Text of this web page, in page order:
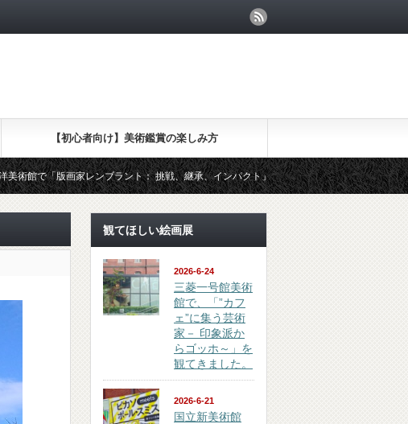
【初心者向け】美術鑑賞の楽しみ方
ンブラント： 挑戦、継承、インパクト」を観てきました （鑑賞 review）東
観てほしい絵画展
2026-6-24
三菱一号館美術
館で、「”カフ
ェ”に集う芸術
家－ 印象派か
らゴッホ～」を
観てきました。
2026-6-21
国立新美術館